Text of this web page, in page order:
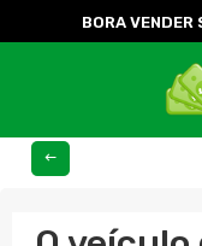
BORA VENDER